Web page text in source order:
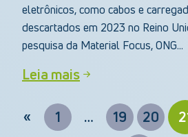
eletrônicos, como cabos e
descartados em 2023 no Reino
pesquisa da Material Focus, ONG...
Leia mais
« 1 … 19 20